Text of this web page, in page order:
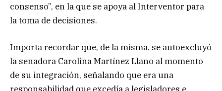
consenso”, en la que se apoya al Interventor para
la toma de decisiones.
Importa recordar que, de la misma. se autoexcluyó
la senadora Carolina Martínez Llano al momento
de su integración, señalando que era una